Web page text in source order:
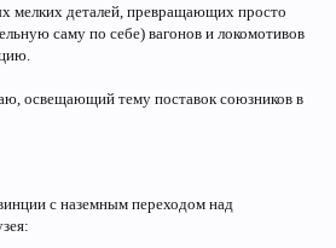
мелких деталей, превращающих просто
саму по себе) вагонов и локомотивов
освещающий тему поставок союзников в
с наземным переходом над